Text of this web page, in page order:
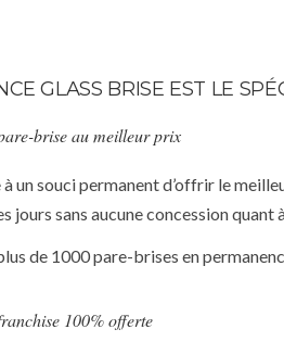
GLASS BRISE EST LE
brise au meilleur prix
à un souci permanent d’offrir le
jours sans aucune concession quant
de 1000 pare-brises en
100% offerte